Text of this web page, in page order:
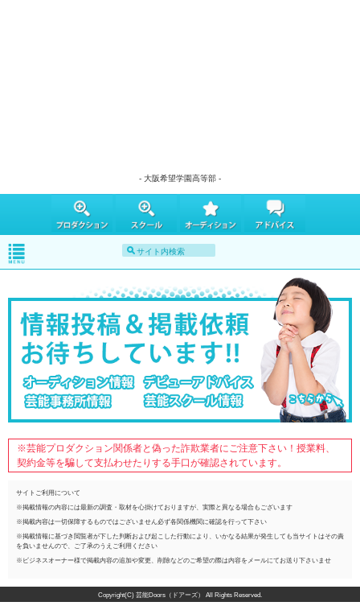
- 大阪希望学園高等部 -
※芸能プロダクション関係者と偽った詐欺業者にご注意下さい！授業料、
契約金等を騙して支払わせたりする手口が確認されています。
サイトご利用について
※掲載情報の内容には最新の調査・取材を心掛けておりますが、実際と異なる場合もございます
※掲載内容は一切保障するものではございません必ず各関係機関に確認を行って下さい
※掲載情報に基づき閲覧者が下した判断および起こした行動により、いかなる結果が発生しても当サイトはその責
を負いませんので、ご了承のうえご利用ください
※ビジネスオーナー様で掲載内容の追加や変更、削除などのご希望の際は内容をメールにてお送り下さいませ
Copyright(C) 芸能Doors（ドアーズ） All Rights Reserved.